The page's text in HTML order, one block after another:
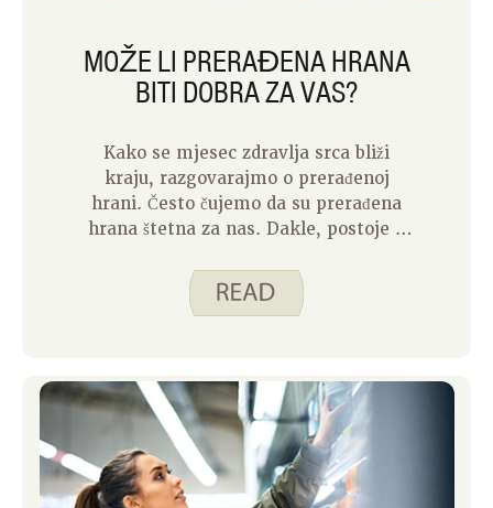
MOŽE LI PRERAĐENA HRANA
BITI DOBRA ZA VAS?
Kako se mjesec zdravlja srca bliži
kraju, razgovarajmo o prerađenoj
hrani. Često čujemo da su prerađena
hrana štetna za nas. Dakle, postoje li